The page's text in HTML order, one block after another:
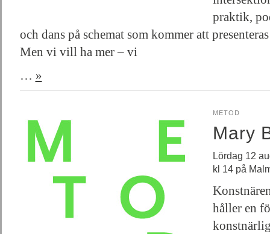
praktik,
och dans på schemat som kommer att
Men vi vill ha mer – vi
… »
METOD
Mary
Lördag 12
kl 14 på
håller en